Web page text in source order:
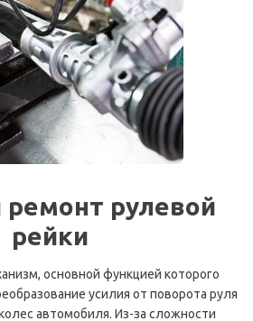
ремонт рулевой
рейки
основной функцией которого
усилия от поворота руля
автомобиля. Из-за сложности